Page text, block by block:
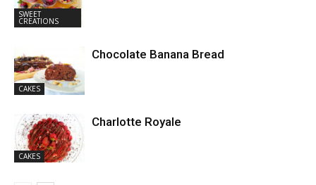
SWEET
CREATIONS
CAKES
Chocolate Banana Bread
CAKES
Charlotte Royale